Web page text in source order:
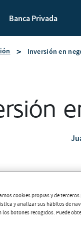
Banca Privada
Inversión en
cookies propias y de
y analizar sus hábitos de
los botones recogidos. Puede